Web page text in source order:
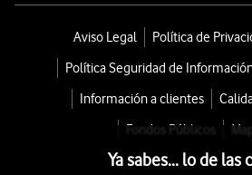
Aviso Legal
Política de
Política Seguridad de
Información a clientes
Fondos Públicos
Ya sabes... lo de las